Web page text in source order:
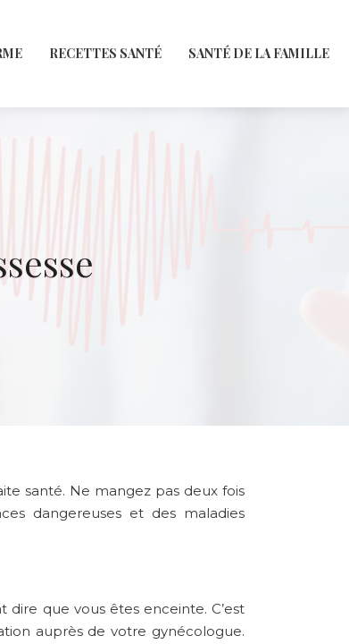
RECETTES SANTÉ SANTÉ DE LA FAMILLE
santé. Ne mangez pas deux fois
dangereuses et des maladies
que vous êtes enceinte. C’est
auprès de votre gynécologue.